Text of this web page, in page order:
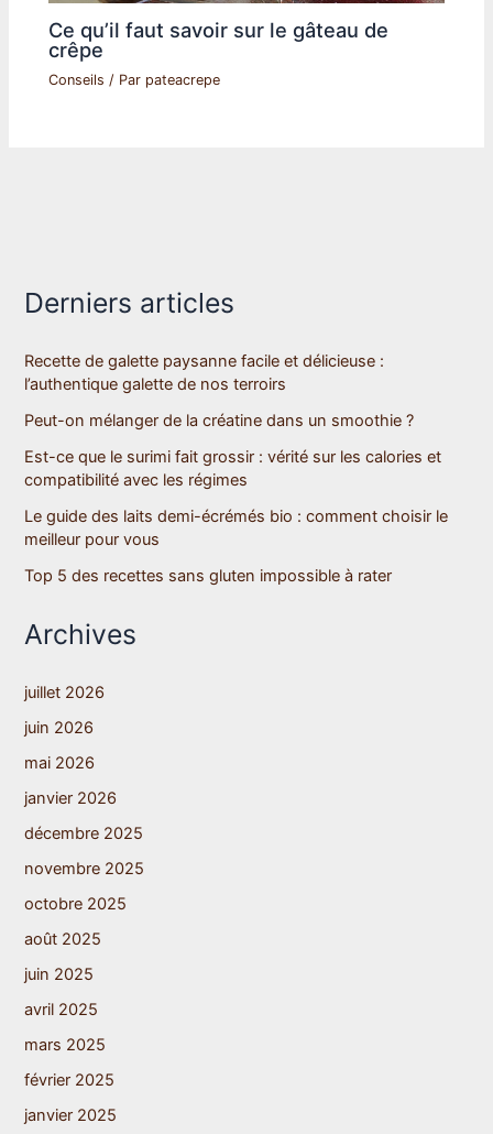
Ce qu’il faut savoir sur le gâteau de
crêpe
Conseils / Par pateacrepe
Derniers articles
Recette de galette paysanne facile et délicieuse :
l’authentique galette de nos terroirs
Peut-on mélanger de la créatine dans un smoothie ?
Est-ce que le surimi fait grossir : vérité sur les calories et
compatibilité avec les régimes
Le guide des laits demi-écrémés bio : comment choisir le
meilleur pour vous
Top 5 des recettes sans gluten impossible à rater
Archives
juillet 2026
juin 2026
mai 2026
janvier 2026
décembre 2025
novembre 2025
octobre 2025
août 2025
juin 2025
avril 2025
mars 2025
février 2025
janvier 2025